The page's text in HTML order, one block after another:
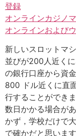
登録
オンラインカジノ
オンラインおよび
新しいスロットマ
並びが200人近く
の銀行口座から資
800 ドル近くに直
行することができ
数日かかる場合が
かず，学校だけで
で確かだと思いま